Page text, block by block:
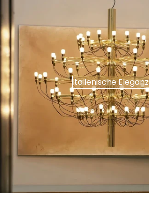
Italienische Eleganz